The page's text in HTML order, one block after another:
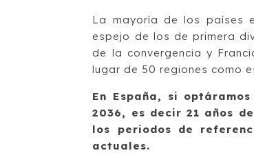
La mayoría de los países
espejo de los de primera
de la convergencia y
lugar de 50 regiones como
En España, si
2036, es decir 21 años
los periodos de
actuales.